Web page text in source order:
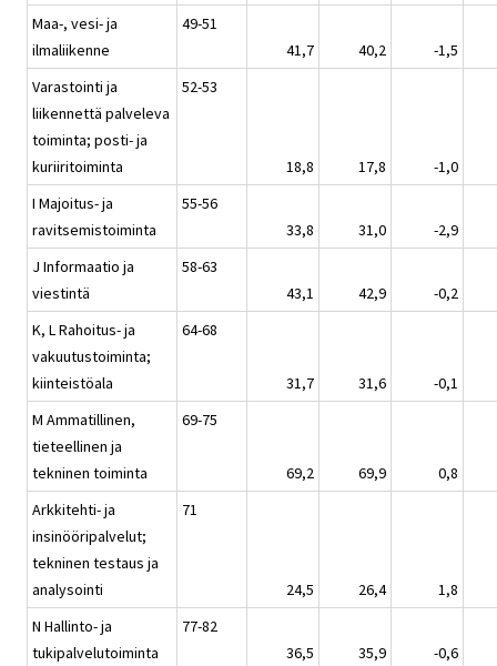
Maa-, vesi- ja
ilmaliikenne
49-51
41,7
40,2
-1,5
Varastointi ja
liikennettä palveleva
toiminta; posti- ja
kuriiritoiminta
52-53
18,8 17,8
-1,0
I Majoitus- ja
ravitsemistoiminta
55-56
33,8
31,0
-2,9
J Informaatio ja
viestintä
58-63
43,1
42,9
-0,2
K, L Rahoitus- ja
vakuutustoiminta;
kiinteistöala
64-68
31,7 31,6
-0,1
M Ammatillinen,
tieteellinen ja
tekninen toiminta
69-75
69,2 69,9
0,8
Arkkitehti- ja
insinööripalvelut;
tekninen testaus ja
analysointi
71
24,5 26,4
1,8
N Hallinto- ja
tukipalvelutoiminta
77-82
36,5
35,9 -0,6